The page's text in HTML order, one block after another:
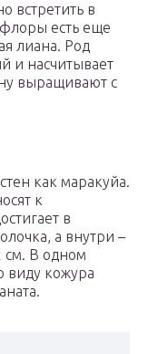
встретить в
есть еще
лиана. Род
и насчитывает
выращивают с
как маракуйа.
к
в
а внутри –
см. В одном
виду кожура